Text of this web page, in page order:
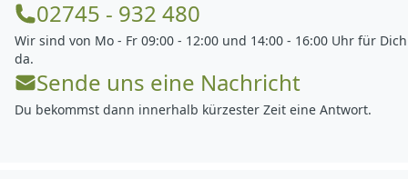
02745 - 932 480
Wir sind von Mo - Fr 09:00 - 12:00 und 14:00 - 16:00 Uhr für Dich
da.
Sende uns eine Nachricht
Du bekommst dann innerhalb kürzester Zeit eine Antwort.